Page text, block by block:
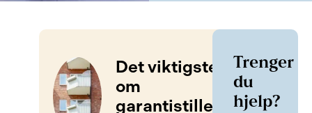
Det viktigste
om
garantistillelse
Trenger
du
hjelp?